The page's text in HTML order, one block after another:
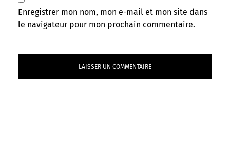
Enregistrer mon nom, mon e-mail et mon site dans
le navigateur pour mon prochain commentaire.